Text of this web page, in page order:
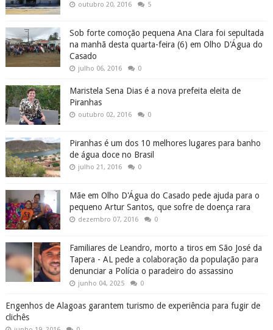
outubro 20, 2016 5
Sob forte comoção pequena Ana Clara foi sepultada
na manhã desta quarta-feira (6) em Olho D'Água do
Casado
julho 06, 2016 0
Maristela Sena Dias é a nova prefeita eleita de
Piranhas
outubro 02, 2016 0
Piranhas é um dos 10 melhores lugares para banho
de água doce no Brasil
julho 21, 2016 0
Mãe em Olho D'Água do Casado pede ajuda para o
pequeno Artur Santos, que sofre de doença rara
dezembro 07, 2016 0
Familiares de Leandro, morto a tiros em São José da
Tapera - AL pede a colaboração da população para
denunciar a Polícia o paradeiro do assassino
junho 04, 2025 0
Engenhos de Alagoas garantem turismo de experiência para fugir de
clichês